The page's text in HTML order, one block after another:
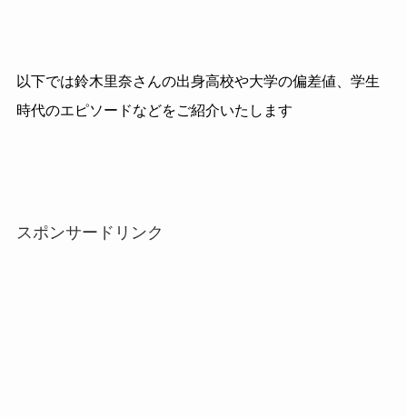
以下では鈴木里奈さんの出身高校や大学の偏差値、学生
時代のエピソードなどをご紹介いたします
スポンサードリンク